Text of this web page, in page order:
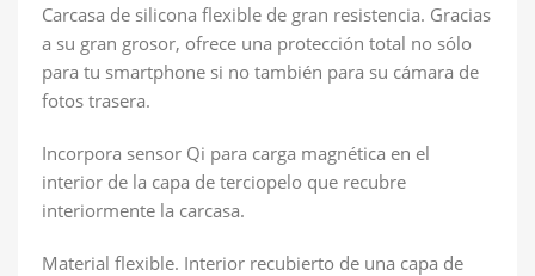
Carcasa de silicona flexible de gran resistencia. Gracias
a su gran grosor, ofrece una protección total no sólo
para tu smartphone si no también para su cámara de
fotos trasera.
Incorpora sensor Qi para carga magnética en el
interior de la capa de terciopelo que recubre
interiormente la carcasa.
Material flexible. Interior recubierto de una capa de